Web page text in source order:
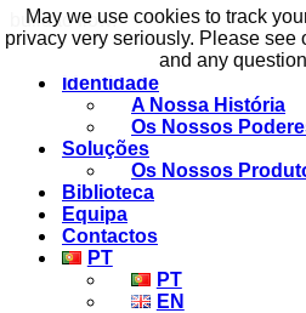
build to flow.
Identidade
A Nossa História
Os Nossos
Soluções
Os Nossos
Biblioteca
Equipa
Contactos
PT
PT
EN
May we use cookies to track
privacy very seriously. Please see
and any
May we use cookies to track
privacy very seriously. Please see
and any